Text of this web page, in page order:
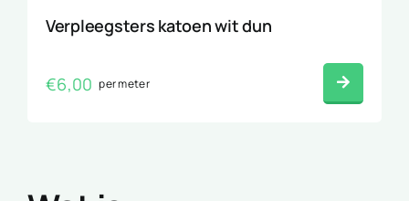
Verpleegsters katoen wit dun
€6,00 per meter